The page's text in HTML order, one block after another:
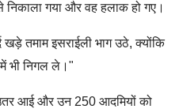
गया और वह हलाक हो गए।
तमाम इसराईली भाग उठे, क्योंकि
भी निगल ले।"
आई और उन 250 आदमियों को